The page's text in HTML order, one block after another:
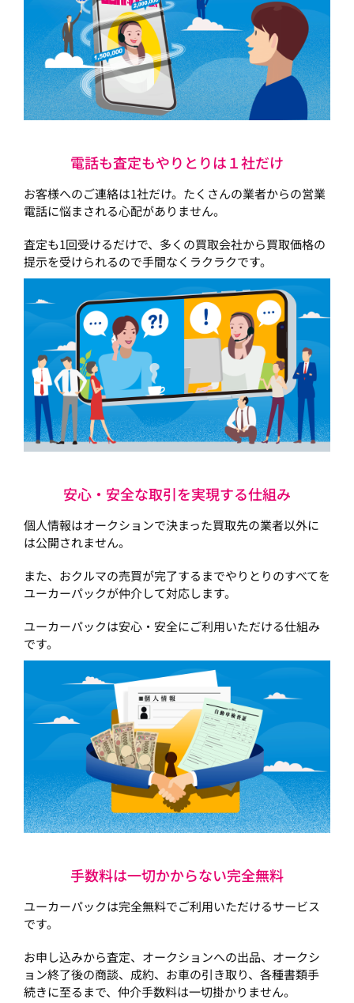
電話も査定もやりとりは１社だけ
お客様へのご連絡は1社だけ。たくさんの業者からの営業
電話に悩まされる心配がありません。
査定も1回受けるだけで、多くの買取会社から買取価格の
提示を受けられるので手間なくラクラクです。
安心・安全な取引を実現する仕組み
個人情報はオークションで決まった買取先の業者以外に
は公開されません。
また、おクルマの売買が完了するまでやりとりのすべてを
ユーカーパックが仲介して対応します。
ユーカーパックは安心・安全にご利用いただける仕組み
です。
手数料は一切かからない完全無料
ユーカーパックは完全無料でご利用いただけるサービス
です。
お申し込みから査定、オークションへの出品、オークシ
ョン終了後の商談、成約、お車の引き取り、各種書類手
続きに至るまで、仲介手数料は一切掛かりません。